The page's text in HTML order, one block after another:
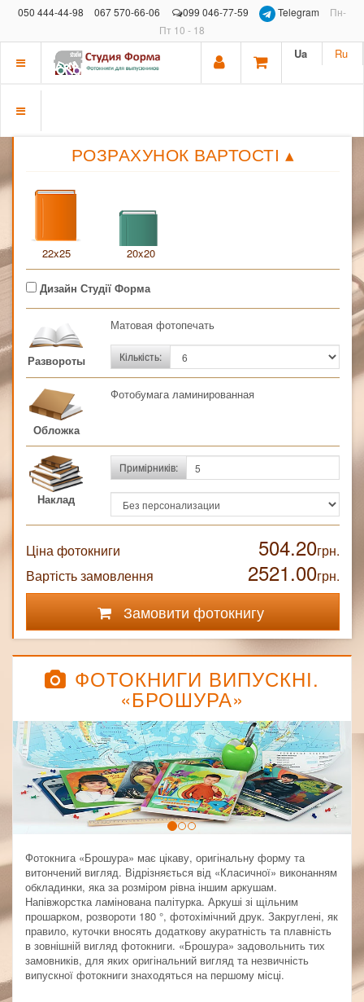
050 444-44-98 067 570-66-06 099 046-77-59 Telegram
Пн-
Пт 10 - 18
Показать
Ua Ru
Показать
РОЗРАХУНОК ВАРТОСТІ ▴
22x25 20x20
Дизайн Студії Форма
Развороты
Матовая фотопечать
Кількість:
Обложка
Фотобумага ламинированная
Наклад
Примірників:
Ціна фотокниги 504.20грн.
Вартість замовлення
2521.00грн.
Замовити фотокнигу
ФОТОКНИГИ ВИПУСКНІ.
«БРОШУРА»
Previous Next
Фотокнига «Брошура» має цікаву, оригінальну форму та
витончений вигляд. Відрізняється від «Класичної» виконанням
обкладинки, яка за розміром рівна іншим аркушам.
Напівжорстка ламінована палітурка. Аркуші зі щільним
прошарком, розвороти 180 °, фотохімічний друк. Закруглені, як
правило, куточки вносять додаткову акуратність та плавність
в зовнішній вигляд фотокниги. «Брошура» задовольнить тих
замовників, для яких оригінальний вигляд та незвичність
випускної фотокниги знаходяться на першому місці.